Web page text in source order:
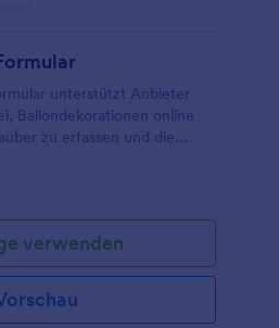
unterstützt Anbieter
Ballondekorationen online
zu erfassen und die
organisieren.
verwenden